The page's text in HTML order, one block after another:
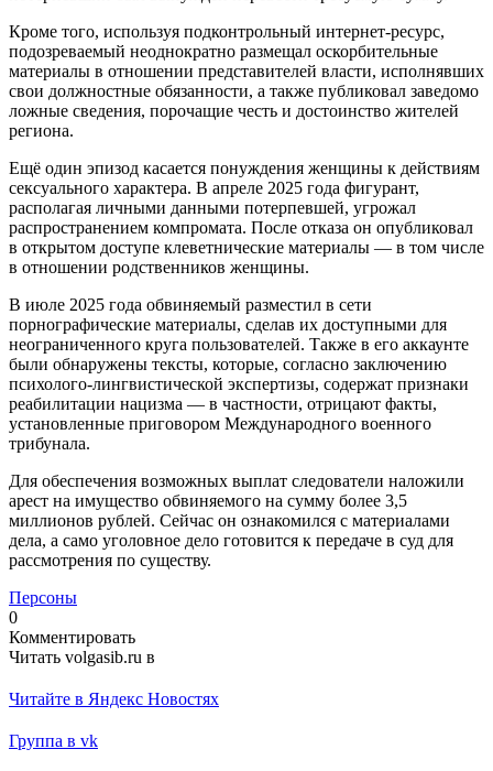
Кроме того, используя подконтрольный интернет‑ресурс,
подозреваемый неоднократно размещал оскорбительные
материалы в отношении представителей власти, исполнявших
свои должностные обязанности, а также публиковал заведомо
ложные сведения, порочащие честь и достоинство жителей
региона.
Ещё один эпизод касается понуждения женщины к действиям
сексуального характера. В апреле 2025 года фигурант,
располагая личными данными потерпевшей, угрожал
распространением компромата. После отказа он опубликовал
в открытом доступе клеветнические материалы — в том числе
в отношении родственников женщины.
В июле 2025 года обвиняемый разместил в сети
порнографические материалы, сделав их доступными для
неограниченного круга пользователей. Также в его аккаунте
были обнаружены тексты, которые, согласно заключению
психолого‑лингвистической экспертизы, содержат признаки
реабилитации нацизма — в частности, отрицают факты,
установленные приговором Международного военного
трибунала.
Для обеспечения возможных выплат следователи наложили
арест на имущество обвиняемого на сумму более 3,5
миллионов рублей. Сейчас он ознакомился с материалами
дела, а само уголовное дело готовится к передаче в суд для
рассмотрения по существу.
Персоны
0
Комментировать
Читать volgasib.ru в
Читайте в Яндекс Новостях
Группа в vk